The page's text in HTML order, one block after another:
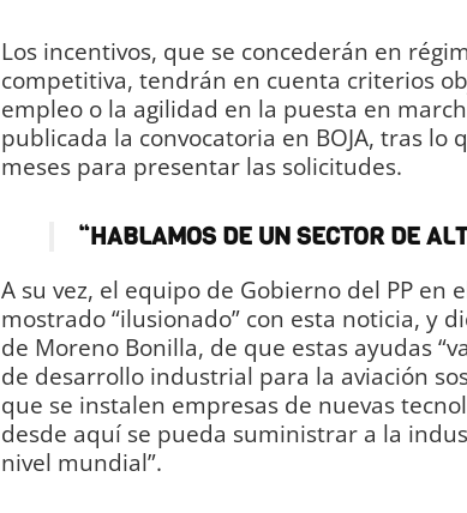
Los incentivos, que se concederán en
competitiva, tendrán en cuenta criterios
empleo o la agilidad en la puesta en
publicada la convocatoria en BOJA, tras
meses para presentar las solicitudes.
“HABLAMOS DE UN SECTOR DE
A su vez, el equipo de Gobierno del PP en
mostrado “ilusionado” con esta noticia, y
de Moreno Bonilla, de que estas ayudas
de desarrollo industrial para la aviación
que se instalen empresas de nuevas
desde aquí se pueda suministrar a la
nivel mundial”.